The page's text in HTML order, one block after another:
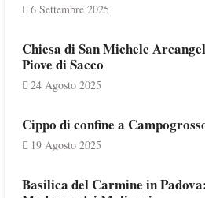
6 Settembre 2025
Chiesa di San Michele
Piove di Sacco
24 Agosto 2025
Cippo di confine a
19 Agosto 2025
Basilica del Carmine in